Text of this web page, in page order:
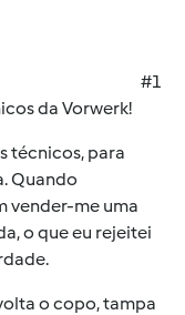
#1
da Vorwerk!
técnicos, para
Quando
vender-me uma
o que eu rejeitei
o copo, tampa